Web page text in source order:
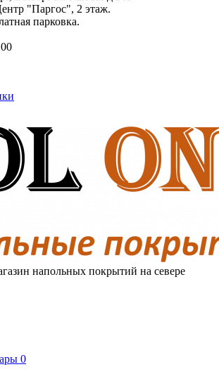
"Паргос", 2 этаж.
парковка.
напольных покрытий на севере
0